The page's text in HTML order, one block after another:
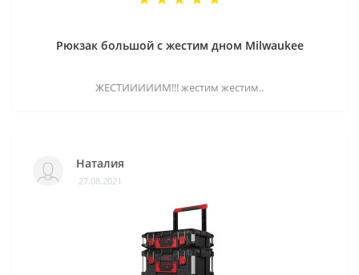
Рюкзак большой с жестим дном Milwaukee
ЖЕСТИИИИИМ!!! жестим жестим..
Наталия
27.08.2021